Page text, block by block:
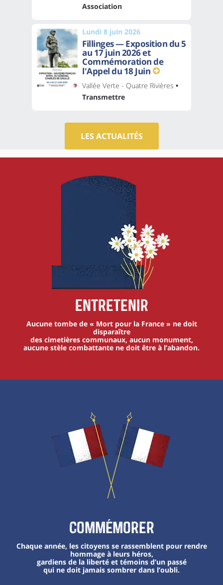
Association
Lundi 8 juin 2026
Fillinges — Exposition du 5
au 17 juin 2026 et
Commémoration de
l'Appel du 18 Juin
Vallée Verte - Quatre Rivières •
Transmettre
LES ACTUALITÉS
Entretenir
Aucune tombe de « Mort pour la France » ne doit
disparaître
des cimetières communaux, aucun monument,
aucune stèle combattante ne doit être à l’abandon.
Commémorer
Chaque année, les citoyens se rassemblent pour rendre
hommage à leurs héros,
gardiens de la liberté et témoins d’un passé
qui ne doit jamais sombrer dans l’oubli.